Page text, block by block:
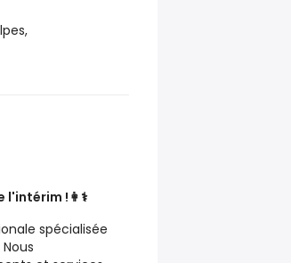
l'intérim !👩⚕️
spécialisée
Nous